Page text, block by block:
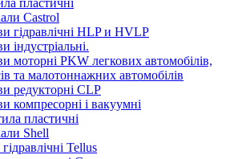
пластичні
Castrol
гідравлічні HLP и HVLP
індустріальні.
моторні PKW легкових автомобілів,
та малотоннажних автомобілів
редукторні CLP
компресорні і вакуумні
пластичні
Shell
Tellus